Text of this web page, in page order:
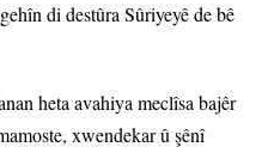
di destûra Sûriyeyê de bê
heta avahiya meclîsa bajêr
xwendekar û şênî